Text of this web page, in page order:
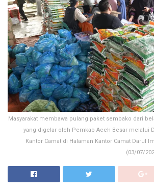
Masyarakat membawa pulang paket sembako dari
yang digelar oleh Pemkab Aceh Besar melalui
Kantor Camat di Halaman Kantor Camat Darul
(03/07/